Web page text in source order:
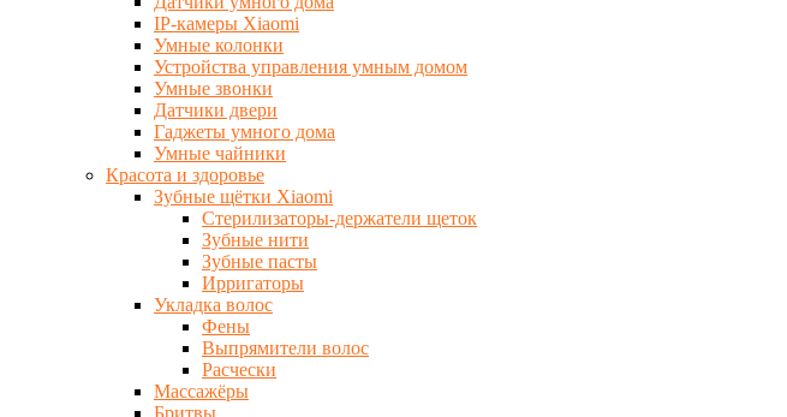
IP-камеры Xiaomi
Умные колонки
Устройства управления умным домом
Умные звонки
Датчики двери
Гаджеты умного дома
Умные чайники
Красота и здоровье
Зубные щётки Xiaomi
Стерилизаторы-держатели щеток
Зубные нити
Зубные пасты
Ирригаторы
Укладка волос
Фены
Выпрямители волос
Расчески
Массажёры
Бритвы